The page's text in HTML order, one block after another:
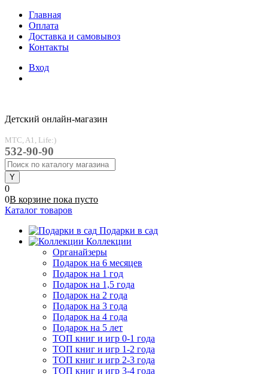
Главная
Оплата
Доставка и самовывоз
Контакты
Вход
Детский онлайн-магазин
MTC, A1, Life:)
532-90-90
0
0В корзине пока пусто
Каталог товаров
Подарки в сад
Коллекции
Органайзеры
Подарок на 6 месяцев
Подарок на 1 год
Подарок на 1,5 года
Подарок на 2 года
Подарок на 3 года
Подарок на 4 года
Подарок на 5 лет
ТОП книг и игр 0-1 года
ТОП книг и игр 1-2 года
ТОП книг и игр 2-3 года
ТОП книг и игр 3-4 года